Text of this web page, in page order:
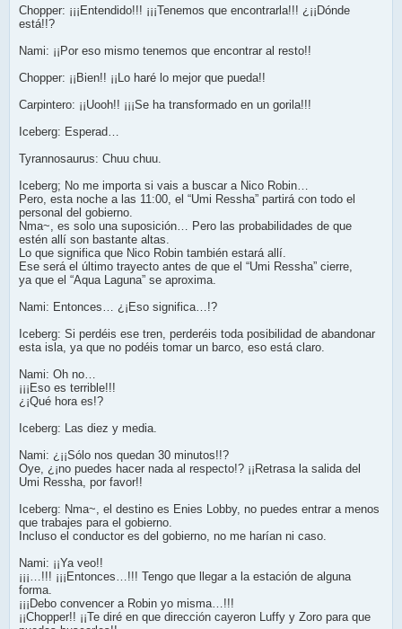
Chopper: ¡¡¡Entendido!!! ¡¡¡Tenemos que encontrarla!!! ¿¡¡Dónde
está!!?
Nami: ¡¡Por eso mismo tenemos que encontrar al resto!!
Chopper: ¡¡Bien!! ¡¡Lo haré lo mejor que pueda!!
Carpintero: ¡¡Uooh!! ¡¡¡Se ha transformado en un gorila!!!
Iceberg: Esperad…
Tyrannosaurus: Chuu chuu.
Iceberg; No me importa si vais a buscar a Nico Robin…
Pero, esta noche a las 11:00, el “Umi Ressha” partirá con todo el
personal del gobierno.
Nma~, es solo una suposición… Pero las probabilidades de que
estén allí son bastante altas.
Lo que significa que Nico Robin también estará allí.
Ese será el último trayecto antes de que el “Umi Ressha” cierre,
ya que el “Aqua Laguna” se aproxima.
Nami: Entonces… ¿¡Eso significa…!?
Iceberg: Si perdéis ese tren, perderéis toda posibilidad de abandonar
esta isla, ya que no podéis tomar un barco, eso está claro.
Nami: Oh no…
¡¡¡Eso es terrible!!!
¿¡Qué hora es!?
Iceberg: Las diez y media.
Nami: ¿¡¡Sólo nos quedan 30 minutos!!?
Oye, ¿¡no puedes hacer nada al respecto!? ¡¡Retrasa la salida del
Umi Ressha, por favor!!
Iceberg: Nma~, el destino es Enies Lobby, no puedes entrar a menos
que trabajes para el gobierno.
Incluso el conductor es del gobierno, no me harían ni caso.
Nami: ¡¡Ya veo!!
¡¡¡…!!! ¡¡¡Entonces…!!! Tengo que llegar a la estación de alguna
forma.
¡¡¡Debo convencer a Robin yo misma…!!!
¡¡Chopper!! ¡¡Te diré en que dirección cayeron Luffy y Zoro para que